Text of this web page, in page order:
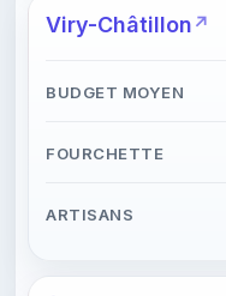
Viry-Châtillon